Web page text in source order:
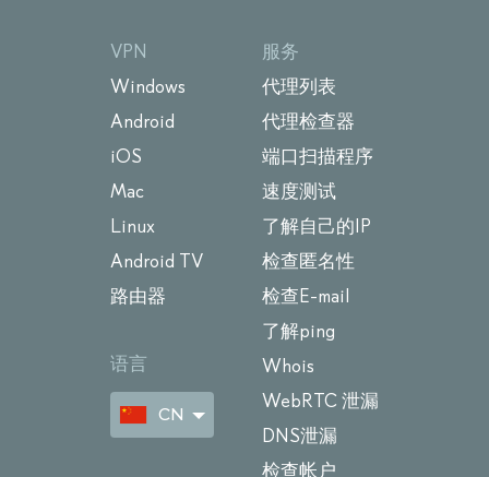
VPN
Windows
Android
iOS
Mac
Linux
Android TV
路由器
语言
CN
服务
代理列表
代理检查器
端口扫描程序
速度测试
了解自己的IP
检查匿名性
检查E-mail
了解ping
Whois
WebRTC 泄漏
DNS泄漏
检查帐户